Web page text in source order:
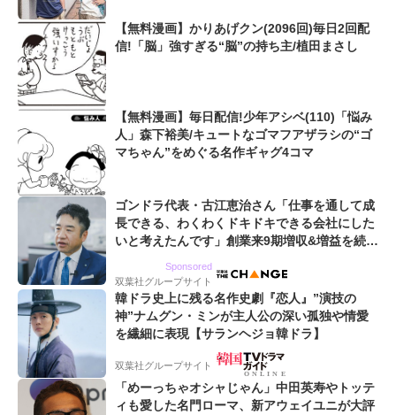
【無料漫画】かりあげクン(2096回)毎日2回配
信!「脳」強すぎる“脳”の持ち主/植田まさし
【無料漫画】毎日配信!少年アシベ(110)「悩み
人」森下裕美/キュートなゴマフアザラシの“ゴ
マちゃん”をめぐる名作ギャグ4コマ
ゴンドラ代表・古江恵治さん「仕事を通して成
長できる、わくわくドキドキできる会社にした
いと考えたんです」創業来9期増収&増益を続け
Sponsored
双葉社グループサイト
韓ドラ史上に残る名作史劇『恋人』”演技の
神”ナムグン・ミンが主人公の深い孤独や情愛
を繊細に表現【サランヘジョ韓ドラ】
双葉社グループサイト
「めーっちゃオシャじゃん」中田英寿やトッテ
ィも愛した名門ローマ、新アウェイユニが大評